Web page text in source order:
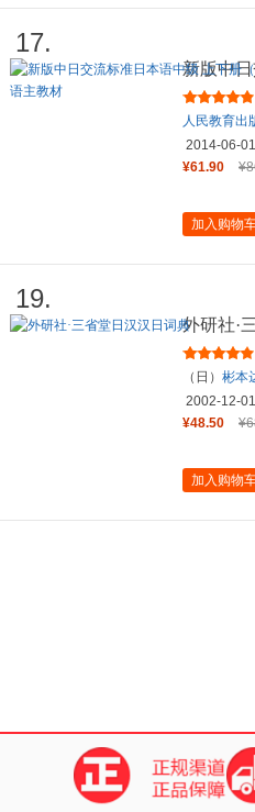
17.
新版中
二版）
人民教育出
2014-06-01
¥61.90
加入购物
19.
外研社·
（日） 彬本
弘
编
2002-12-01
¥48.50
加入购物